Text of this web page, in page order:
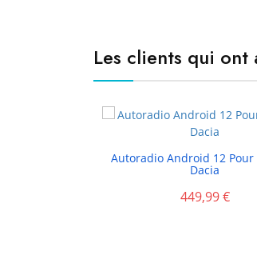
Les clients qui

Autoradio Android 12 Pour
Dacia
449,99 €